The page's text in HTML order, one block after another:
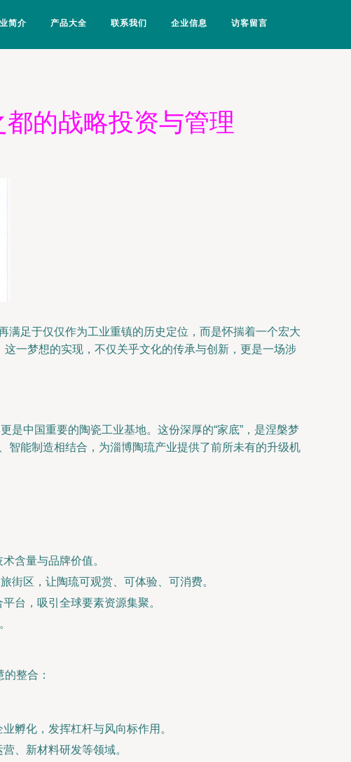
简介 产品大全 联系我们 企业信息 访客留言
的战略投资与管理
足于仅仅作为工业重镇的历史定位，而是怀揣着一个宏大
一梦想的实现，不仅关乎文化的传承与创新，更是一场涉
是中国重要的陶瓷工业基地。这份深厚的“家底”，是涅槃梦
智能制造相结合，为淄博陶琉产业提供了前所未有的升级机
含量与品牌价值。
街区，让陶琉可观赏、可体验、可消费。
台，吸引全球要素资源集聚。
整合：
孵化，发挥杠杆与风向标作用。
、新材料研发等领域。